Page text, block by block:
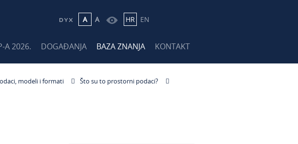
A A HR EN
A 2026. DOGAĐANJA BAZA ZNANJA KONTAKT
modeli i formati Što su to prostorni podaci?